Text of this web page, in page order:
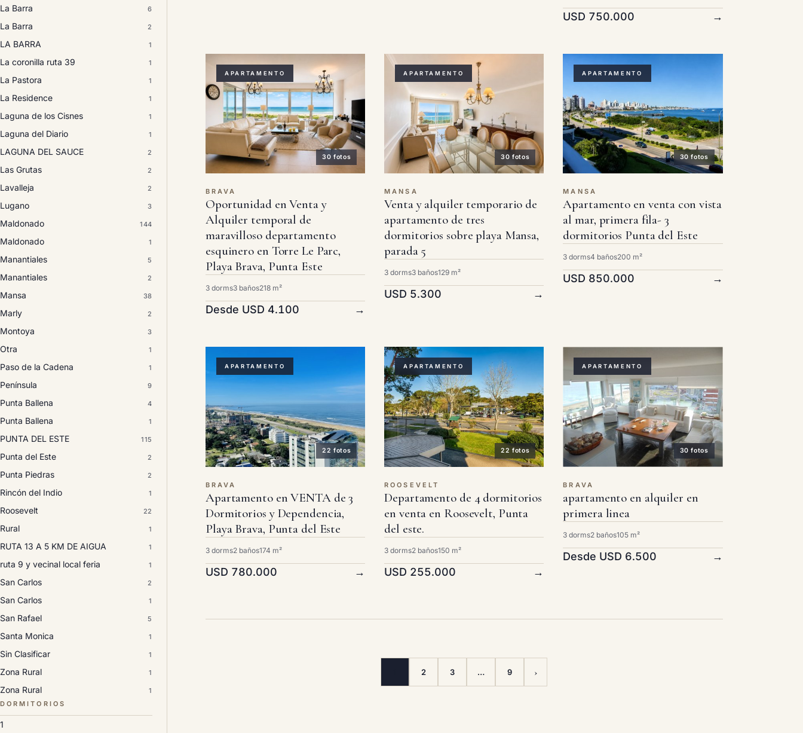
La Barra 6
La Barra 2
LA BARRA 1
La coronilla ruta 39 1
La Pastora 1
La Residence 1
Laguna de los Cisnes 1
Laguna del Diario 1
LAGUNA DEL SAUCE 2
Las Grutas 2
Lavalleja 2
Lugano 3
Maldonado 144
Maldonado 1
Manantiales 5
Manantiales 2
Mansa 38
Marly 2
Montoya 3
Otra 1
Paso de la Cadena 1
Península 9
Punta Ballena 4
Punta Ballena 1
PUNTA DEL ESTE 115
Punta del Este 2
Punta Piedras 2
Rincón del Indio 1
Roosevelt 22
Rural 1
RUTA 13 A 5 KM DE AIGUA 1
ruta 9 y vecinal local feria 1
San Carlos 2
San Carlos 1
San Rafael 5
Santa Monica 1
Sin Clasificar 1
Zona Rural 1
Zona Rural
1
DORMITORIOS
1
USD 750.000 →
APARTAMENTO
30 fotos
BRAVA
Oportunidad en Venta y
Alquiler temporal de
maravilloso departamento
esquinero en Torre Le Parc,
Playa Brava, Punta Este
3 dorms3 baños218 m²
Desde USD 4.100 →
APARTAMENTO
30 fotos
MANSA
Venta y alquiler temporario de
apartamento de tres
dormitorios sobre playa Mansa,
parada 5
3 dorms3 baños129 m²
USD 5.300 →
APARTAMENTO
30 fotos
MANSA
Apartamento en venta con vista
al mar, primera fila- 3
dormitorios Punta del Este
3 dorms4 baños200 m²
USD 850.000 →
APARTAMENTO
22 fotos
BRAVA
Apartamento en VENTA de 3
Dormitorios y Dependencia,
Playa Brava, Punta del Este
3 dorms2 baños174 m²
USD 780.000 →
APARTAMENTO
22 fotos
ROOSEVELT
Departamento de 4 dormitorios
en venta en Roosevelt, Punta
del este.
3 dorms2 baños150 m²
USD 255.000 →
APARTAMENTO
30 fotos
BRAVA
apartamento en alquiler en
primera linea
3 dorms2 baños105 m²
Desde USD 6.500 →
2 3 … 9 ›